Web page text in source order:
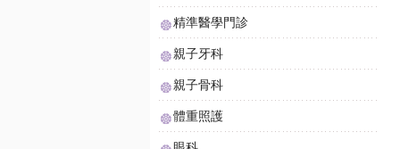
精準醫學門診
親子牙科
親子骨科
體重照護